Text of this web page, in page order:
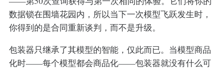
数据锁在围墙花园内，所以当下一次模型飞跃发生时，
你得到的是合同重新谈判，而不是升级。
包装器只继承了其模型的智能，仅此而已。当模型商品
化时——每个模型都会商品化——包装器就没有什么可